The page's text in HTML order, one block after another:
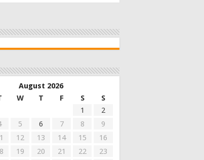
August 2026
W T F S
S
1
2
5 6 7 8
9
12 13 14 15
16
19 20 21 22
23